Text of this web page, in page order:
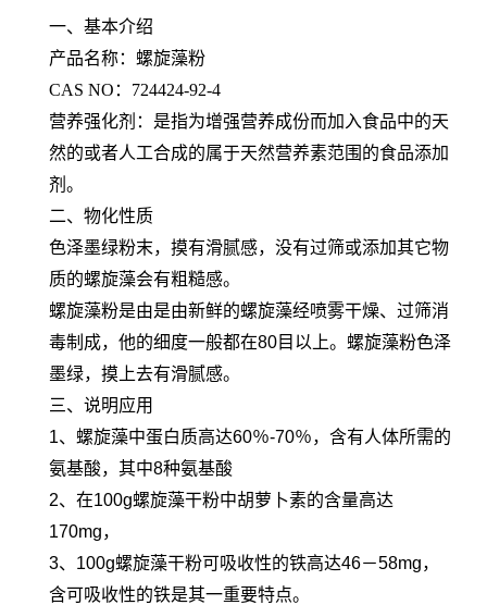
一、基本介绍
产品名称：螺旋藻粉
CAS NO：724424-92-4
营养强化剂：是指为增强营养成份而加入食品中的天
然的或者人工合成的属于天然营养素范围的食品添加
剂。
二、物化性质
色泽墨绿粉末，摸有滑腻感，没有过筛或添加其它物
质的螺旋藻会有粗糙感。
螺旋藻粉是由是由新鲜的螺旋藻经喷雾干燥、过筛消
毒制成，他的细度一般都在80目以上。螺旋藻粉色泽
墨绿，摸上去有滑腻感。
三、说明应用
1、螺旋藻中蛋白质高达60％-70％，含有人体所需的
氨基酸，其中8种氨基酸
2、在100g螺旋藻干粉中胡萝卜素的含量高达
170mg，
3、100g螺旋藻干粉可吸收性的铁高达46－58mg，
含可吸收性的铁是其一重要特点。